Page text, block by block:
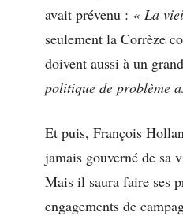
avait prévenu : « La
seulement la Corrèze
doivent aussi à un
politique de problème
Et puis, François
jamais gouverné de sa
Mais il saura faire ses
engagements de